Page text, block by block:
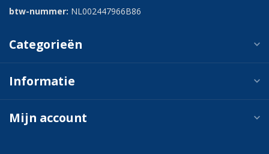
btw-nummer: NL002447966B86
Categorieën
Informatie
Mijn account